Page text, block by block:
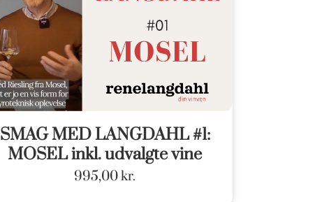
SMAG MED LANGDAHL #1:
MOSEL inkl. udvalgte vine
995,00kr.